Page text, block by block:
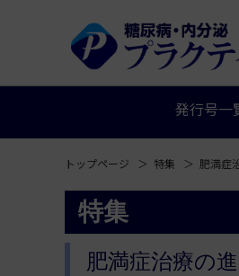
発行号一
トップページ 特集 肥満症
特集
肥満症治療の